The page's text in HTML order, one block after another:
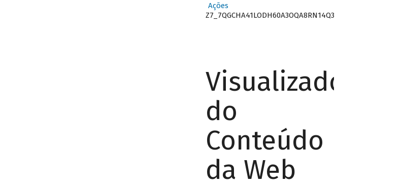
Ações
Z7_7QGCHA41LODH60A3OQA8RN14Q3
Visualizador
do
Conteúdo
da Web